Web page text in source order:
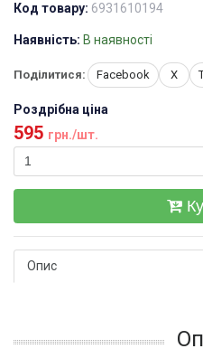
Код товару: 6931610194
Наявність: В наявності
Поділитися: Facebook X
Роздрібна ціна
595 грн./шт.
Опис